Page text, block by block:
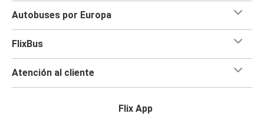
Autobuses por Europa
FlixBus
Atención al cliente
Flix App